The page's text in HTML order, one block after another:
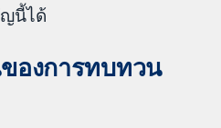
นี้ได้
องการทบทวน